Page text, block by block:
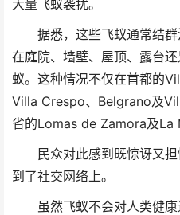
大量飞蚁袭扰。
据悉，这些飞蚁通常结
在庭院、墙壁、屋顶、露台
蚁。这种情况不仅在首都的
Villa Crespo、Belgrano及
省的Lomas de Zamora及La
民众对此感到既惊讶又
到了社交网络上。
虽然飞蚁不会对人类健